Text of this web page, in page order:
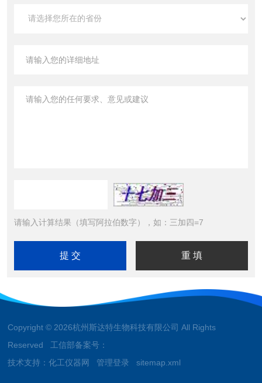
请输入计算结果（填写阿拉伯数字），如：三加四=7
Copyright © 2026杭州斯达特生物科技有限公司 All Rights
Reserved 工信部备案号：
技术支持：化工仪器网 管理登录 sitemap.xml